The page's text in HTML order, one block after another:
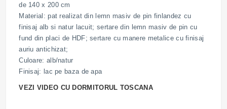
de 140 x 200 cm
Material: pat realizat din lemn masiv de pin finlandez cu
finisaj alb si natur lacuit; sertare din lemn masiv de pin cu
fund din placi de HDF; sertare cu manere metalice cu finisaj
auriu antichizat;
Culoare: alb/natur
Finisaj: lac pe baza de apa
VEZI VIDEO CU DORMITORUL TOSCANA